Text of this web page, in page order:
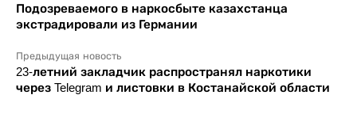
Подозреваемого в наркосбыте казахстанца
экстрадировали из Германии
Предыдущая новость
23-летний закладчик распространял наркотики
через Telegram и листовки в Костанайской области